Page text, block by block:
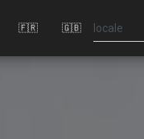
🇫🇷 🇬🇧